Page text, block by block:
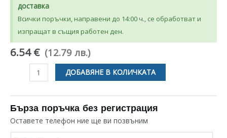
доставка
Всички поръчки, направени до 14:00 ч., се обработват и
изпращат в същия работен ден.
6.54 € (12.79 лв.)
количество
ФИЛТЪР
ЗА
ПОМПА
ЗА
ДОБАВЯНЕ В КОЛИЧКАТА
Бърза поръчка без регистрация
Оставете телефон ние ще ви позвъним